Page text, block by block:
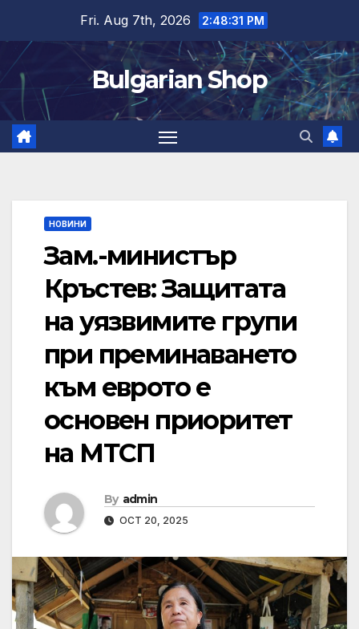
content
Fri. Aug 7th, 2026 2:48:32 PM
Bulgarian Shop
НОВИНИ
Зам.-министър
Кръстев: Защитата
на уязвимите групи
при преминаването
към еврото е
основен приоритет
на МТСП
By admin
OCT 20, 2025